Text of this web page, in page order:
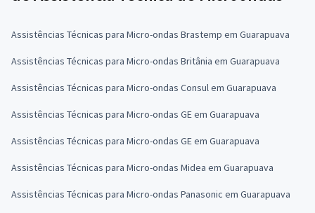
Assistências Técnicas para Micro-ondas Brastemp em Guarapuava
Assistências Técnicas para Micro-ondas Britânia em Guarapuava
Assistências Técnicas para Micro-ondas Consul em Guarapuava
Assistências Técnicas para Micro-ondas GE em Guarapuava
Assistências Técnicas para Micro-ondas GE em Guarapuava
Assistências Técnicas para Micro-ondas Midea em Guarapuava
Assistências Técnicas para Micro-ondas Panasonic em Guarapuava